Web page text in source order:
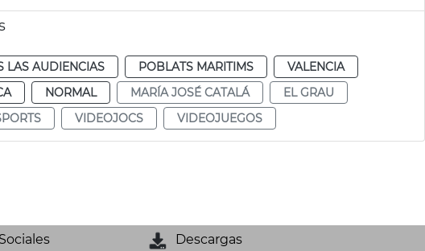
LAS AUDIENCIAS POBLATS MARITIMS
VALENCIA
NORMAL MARÍA JOSÉ CATALÁ
EL GRAU
VIDEOJOCS VIDEOJUEGOS
Descargas